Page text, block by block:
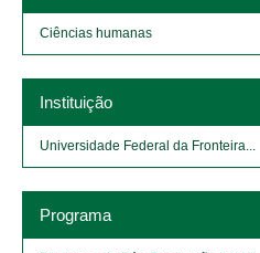
Ciências humanas
Instituição
Universidade Federal da Fronteira...
Programa